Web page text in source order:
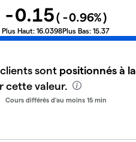
-0.15( -0.96%)
Plus Haut: 16.0398Plus Bas: 15.37
sont positionnés à la
cette valeur.
Cours différés d'au moins 15 min